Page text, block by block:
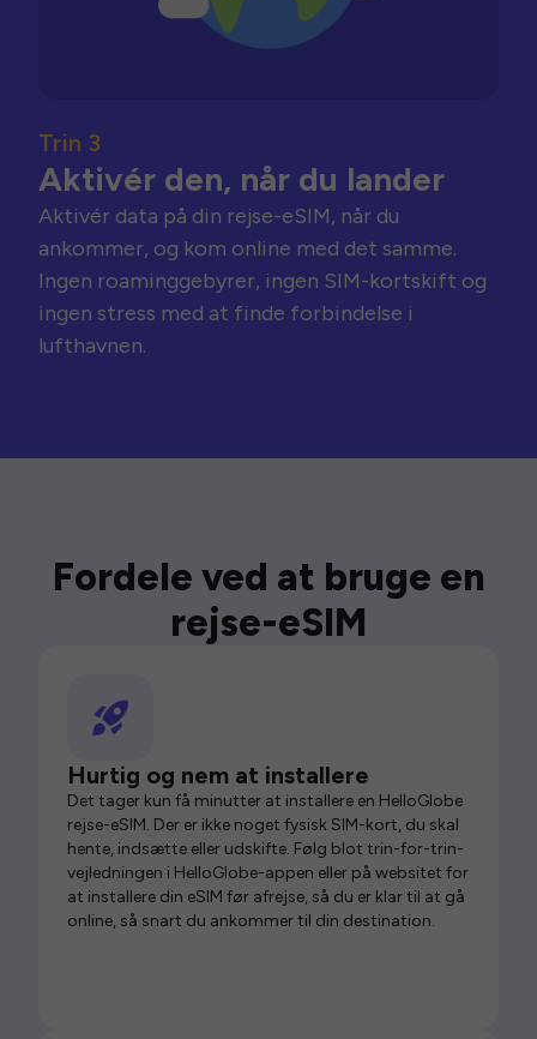
Trin 3
Aktivér den, når du lander
Aktivér data på din rejse-eSIM, når du
ankommer, og kom online med det samme.
Ingen roaminggebyrer, ingen SIM-kortskift og
ingen stress med at finde forbindelse i
lufthavnen.
Fordele ved at bruge en
rejse-eSIM
Hurtig og nem at installere
Det tager kun få minutter at installere en HelloGlobe
rejse-eSIM. Der er ikke noget fysisk SIM-kort, du skal
hente, indsætte eller udskifte. Følg blot trin-for-trin-
vejledningen i HelloGlobe-appen eller på websitet for
at installere din eSIM før afrejse, så du er klar til at gå
online, så snart du ankommer til din destination.